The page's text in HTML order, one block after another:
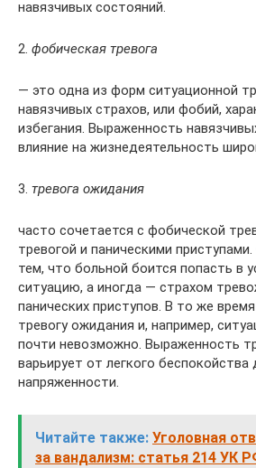
навязчивых состояний.
2. фобическая тревога
— это одна из форм ситуационной
навязчивых страхов, или фобий,
избегания. Выраженность
влияние на жизнедеятельность
3. тревога ожидания
часто сочетается с фобической
тревогой и паническими
тем, что больной боится попасть в
ситуацию, а иногда — страхом
панических приступов. В то же
тревогу ожидания и, например,
почти невозможно. Выраженность
варьирует от легкого беспокойства
напряженности.
Читайте также: Уголовная
за вандализм: статья 214 УК